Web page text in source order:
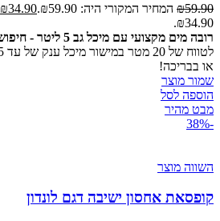
₪59.90 המחיר המקורי היה: ₪59.90. ₪34.90
₪34.90.
רובה מים מקצועי עם מיכל גב 5 ליטר - חיפושית
או בבריכה!
שמור מוצר
הוספה לסל
מבט מהיר
-38%
השווה מוצר
קופסאת אחסון ישיבה דגם לונדון